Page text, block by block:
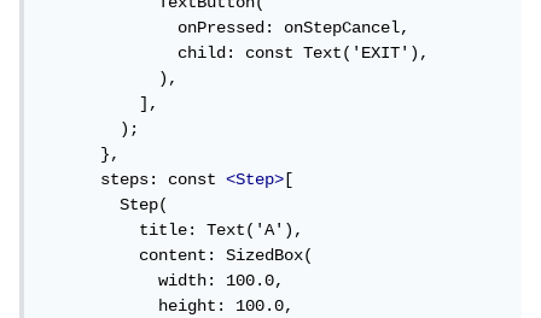
              onPressed: onStepCancel,
              child: const Text('EXIT'),
            ),
          ],
        );
      },
      steps: const
<Step> [
        Step(
          title: Text('A'),
          content: SizedBox(
            width: 100.0,
            height: 100.0,